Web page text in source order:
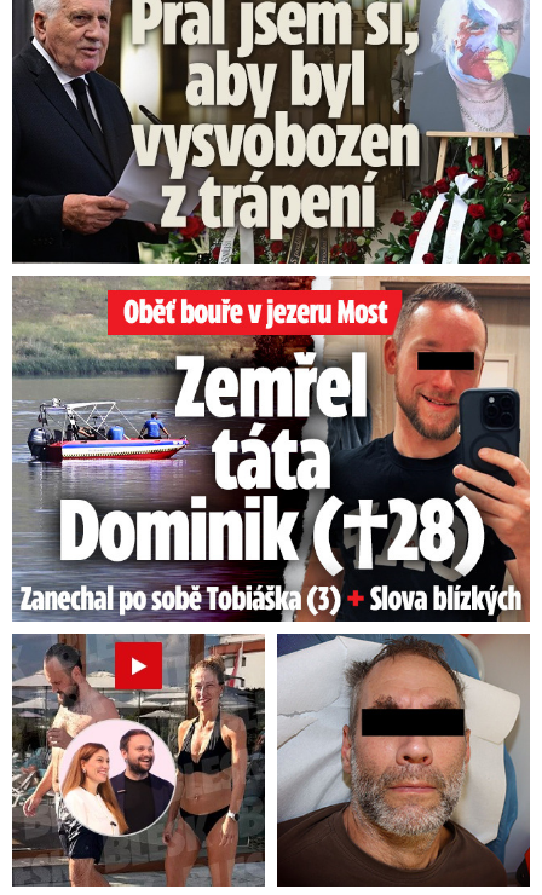
Kino Příběhů bezpráví
Pro veřejnost proběhne Kino Příběhů bezpráví,
tradičně na Jungmannově náměstí. Přehrávat
se budou filmy1989: Z deníku Ivany A.a1989: Z
dopisů psaných přes železnou oponu. K vidění
budou také videa ze Dne Příběhů bezpráví a k
Ceně Příběhů bezpráví. V rámci kina bude na
místě také panelová výstavaStejné příběhy, jiná
jména.
Video se připravuje ...
Příběhy bezpráví - Měsíc filmu na školách. Zdroj: ČvT
Oběť bouře v jezeru Most: Zemřel táta Dominik (†28)